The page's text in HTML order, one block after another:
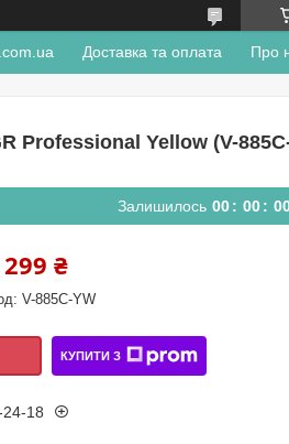
Доставка та оплата Про
Professional Yellow (V-
Залишилось 00 00 0
₴
V-885C-YW
КУПИТИ З
18